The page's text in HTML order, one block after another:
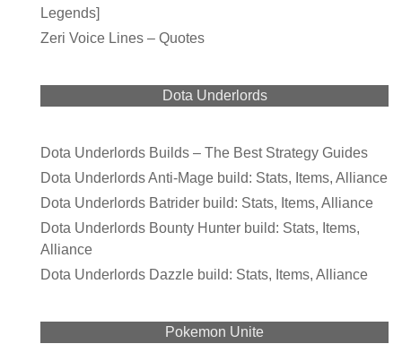
Legends]
Zeri Voice Lines – Quotes
Dota Underlords
Dota Underlords Builds – The Best Strategy Guides
Dota Underlords Anti-Mage build: Stats, Items, Alliance
Dota Underlords Batrider build: Stats, Items, Alliance
Dota Underlords Bounty Hunter build: Stats, Items,
Alliance
Dota Underlords Dazzle build: Stats, Items, Alliance
Pokemon Unite